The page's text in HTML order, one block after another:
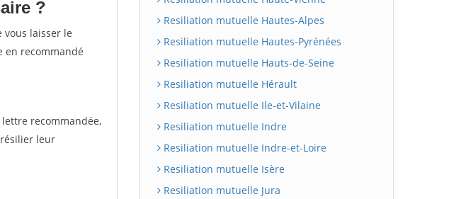
?
vous laisser le
en recommandé
recommandée,
leur
Resiliation mutuelle Hautes-Alpes
Resiliation mutuelle Hautes-Pyrénées
Resiliation mutuelle Hauts-de-Seine
Resiliation mutuelle Hérault
Resiliation mutuelle Ile-et-Vilaine
Resiliation mutuelle Indre
Resiliation mutuelle Indre-et-Loire
Resiliation mutuelle Isère
Resiliation mutuelle Jura